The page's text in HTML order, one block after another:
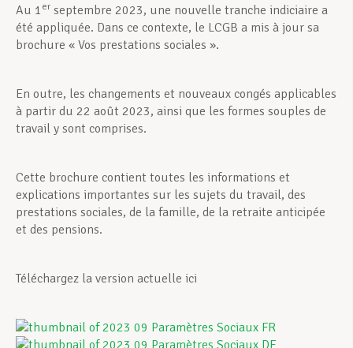
Au 1 er septembre 2023, une nouvelle tranche indiciaire a
été appliquée. Dans ce contexte, le LCGB a mis à jour sa
brochure « Vos prestations sociales ».
En outre, les changements et nouveaux congés applicables
à partir du 22 août 2023, ainsi que les formes souples de
travail y sont comprises.
Cette brochure contient toutes les informations et
explications importantes sur les sujets du travail, des
prestations sociales, de la famille, de la retraite anticipée
et des pensions.
Téléchargez la version actuelle ici